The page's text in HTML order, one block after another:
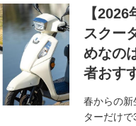
【
スクー
めなの
者おす
春からの
ターだけ